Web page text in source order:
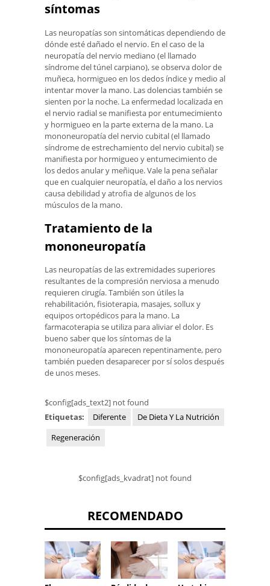
síntomas
Las neuropatías son sintomáticas dependiendo de
dónde esté dañado el nervio. En el caso de la
neuropatía del nervio mediano (el llamado
síndrome del túnel carpiano), se observa dolor de
muñeca, hormigueo en los dedos índice y medio al
intentar mover la mano. Las dolencias también se
sienten por la noche. La enfermedad localizada en
el nervio radial se manifiesta por entumecimiento
y hormigueo en la parte externa de la mano. La
mononeuropatía del nervio cubital (el llamado
síndrome de estrechamiento del nervio cubital) se
manifiesta por hormigueo y entumecimiento de
los dedos anular y meñique. Vale la pena señalar
que en cualquier neuropatía, el daño a los nervios
causa debilidad y atrofia de algunos de los
músculos de la mano.
Tratamiento de la
mononeuropatía
Las neuropatías de las extremidades superiores
resultantes de la compresión nerviosa a menudo
requieren cirugía. También son útiles la
rehabilitación, fisioterapia, masajes, sollux y
equipos ortopédicos para la mano. La
farmacoterapia se utiliza para aliviar el dolor. Es
bueno saber que los síntomas de la
mononeuropatía aparecen repentinamente, pero
también pueden desaparecer por sí solos después
de unos meses.
$config[ads_text2] not found
Etiquetas:
Diferente
De Dieta Y La Nutrición
Regeneración
$config[ads_kvadrat] not found
RECOMENDADO